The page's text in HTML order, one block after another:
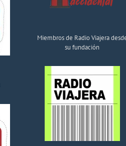
Miembros de Radio Viajera
su fundación